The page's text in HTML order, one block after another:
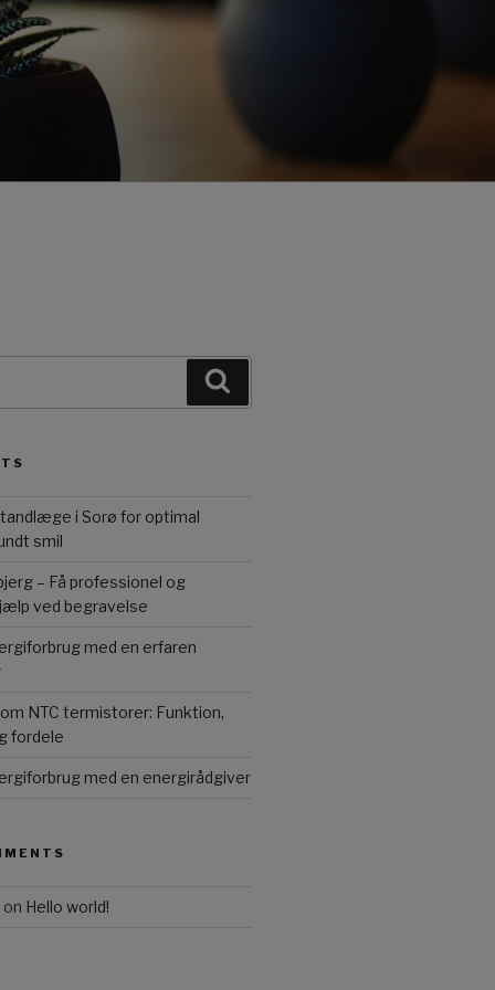
i Sorø for optimal
smil
– Få professionel og
ved begravelse
med en erfaren
NTC termistorer: Funktion,
fordele
med en energirådgiver
on Hello world!